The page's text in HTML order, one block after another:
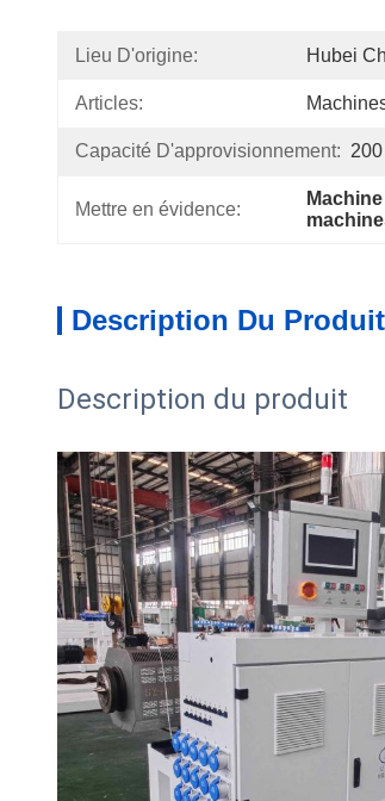
Lieu D'origine: Hubei
Articles:
Capacité D'approvisionnement:
Mettre en évidence:
Description Du Produit
Description du produit